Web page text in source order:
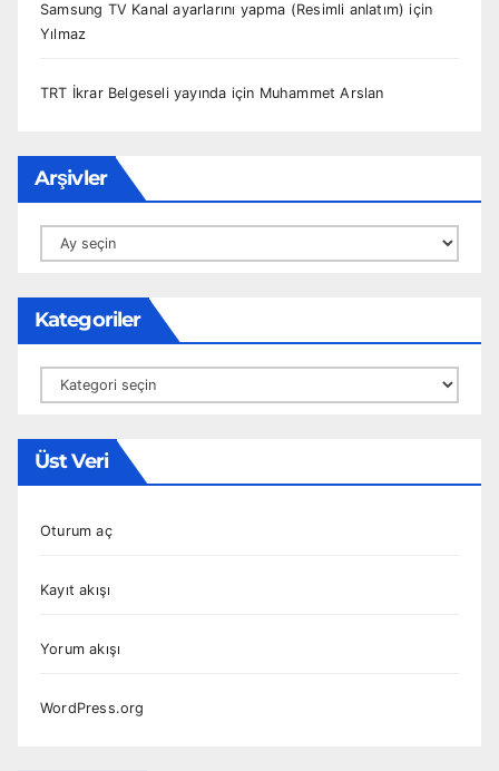
Samsung TV Kanal ayarlarını yapma (Resimli anlatım) için
Yılmaz
TRT İkrar Belgeseli yayında için Muhammet Arslan
Arşivler
Arşivler
Kategoriler
Kategoriler
Üst Veri
Oturum aç
Kayıt akışı
Yorum akışı
WordPress.org